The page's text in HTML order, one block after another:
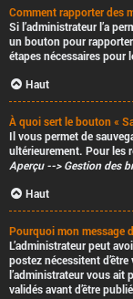
Comment rapporter des
Si l’administrateur l’a
un bouton pour
étapes nécessaires pour
Haut
À quoi sert le bouton «
Il vous permet de
ultérieurement. Pour les
Aperçu --> Gestion des
Haut
Pourquoi mon message
L’administrateur peut
postez nécessitent
l’administrateur vous ait
validés avant d’être